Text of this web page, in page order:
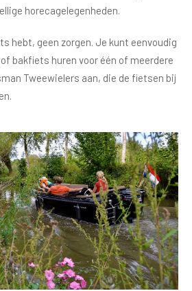
horecagelegenheden.
hebt, geen zorgen. Je kunt eenvoudig
bakfiets huren voor één of meerdere
Tweewielers aan, die de fietsen bij